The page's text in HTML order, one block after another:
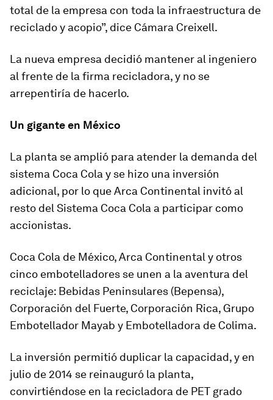
total de la empresa con toda la infraestructura de
reciclado y acopio”, dice Cámara Creixell.
La nueva empresa decidió mantener al ingeniero
al frente de la firma recicladora, y no se
arrepentiría de hacerlo.
Un gigante en México
La planta se amplió para atender la demanda del
sistema Coca Cola y se hizo una inversión
adicional, por lo que Arca Continental invitó al
resto del Sistema Coca Cola a participar como
accionistas.
Coca Cola de México, Arca Continental y otros
cinco embotelladores se unen a la aventura del
reciclaje: Bebidas Peninsulares (Bepensa),
Corporación del Fuerte, Corporación Rica, Grupo
Embotellador Mayab y Embotelladora de Colima.
La inversión permitió duplicar la capacidad, y en
julio de 2014 se reinauguró la planta,
convirtiéndose en la recicladora de PET grado